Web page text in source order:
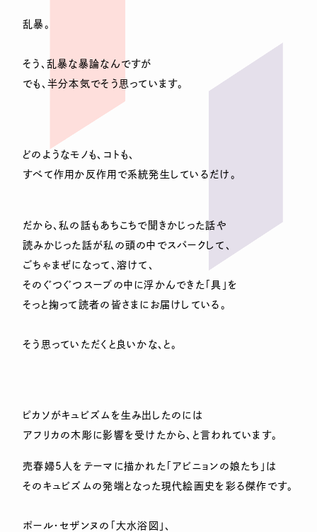
乱暴。
そう、乱暴な暴論なんですが
でも、半分本気でそう思っています。
どのようなモノも、コトも、
すべて作用か反作用で系統発生しているだけ。
だから、私の話もあちこちで聞きかじった話や
読みかじった話が私の頭の中でスパークして、
ごちゃまぜになって、溶けて、
そのぐつぐつスープの中に浮かんできた「具」を
そっと掬って読者の皆さまにお届けしている。
そう思っていただくと良いかな、と。
ピカソがキュビズムを生み出したのには
アフリカの木彫に影響を受けたから、と言われています。
売春婦5人をテーマに描かれた「アビニョンの娘たち」は
そのキュビズムの発端となった現代絵画史を彩る傑作です。
ポール・セザンヌの「大水浴図」、